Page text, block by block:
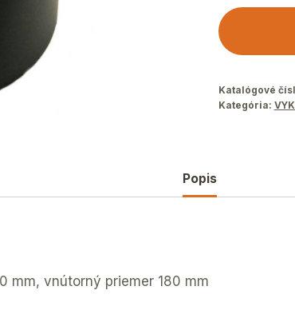
Katalógové
Kategória:
Popis
mm, vnútorný priemer 180 mm